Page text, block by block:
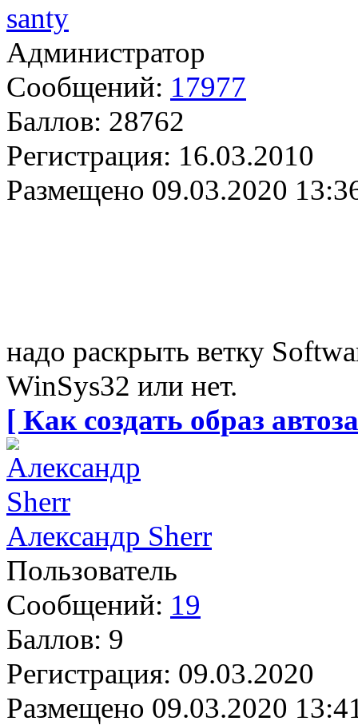
santy
Администратор
Сообщений: 17977
Баллов: 28762
Регистрация: 16.03.2010
Размещено 09.03.2020
надо раскрыть ветку
WinSys32 или нет.
[ Как создать образ
Александр Sherr
Пользователь
Сообщений: 19
Баллов: 9
Регистрация: 09.03.2020
Размещено 09.03.2020